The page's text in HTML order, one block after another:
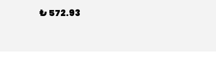
₺ 572.93